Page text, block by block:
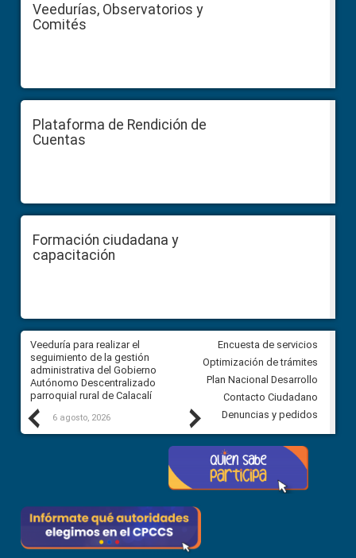
Veedurías, Observatorios y
Comités
Plataforma de Rendición de
Cuentas
Formación ciudadana y
capacitación
Previous
Veeduría para realizar el
seguimiento de la gestión
administrativa del Gobierno
Autónomo Descentralizado
parroquial rural de Calacalí
6 agosto, 2026
Veeduría para vigilar los
derivados de la Audiencia
entre el GAD de Ibarra y la
comunidad Urbina, parroquia
Carolina
5 agosto, 2026
Next
Encuesta de servicios
Optimización de trámites
Plan Nacional Desarrollo
Contacto Ciudadano
Denuncias y pedidos